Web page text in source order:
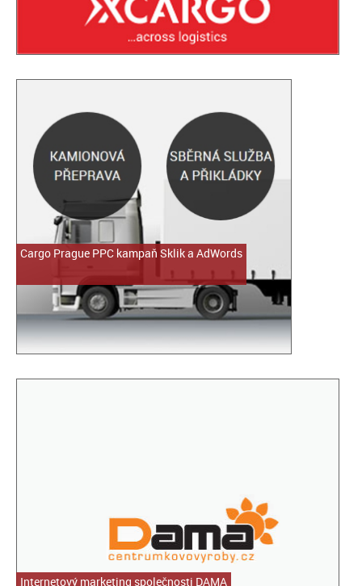
Cargo Prague PPC kampaň Sklik a AdWords
Internetový marketing společnosti DAMA